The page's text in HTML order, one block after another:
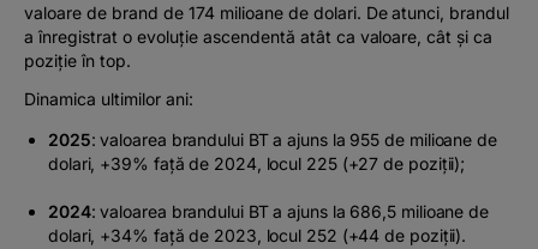
valoare de brand de 174 milioane de dolari. De atunci, brandul
a înregistrat o evoluție ascendentă atât ca valoare, cât și ca
poziție în top.
Dinamica ultimilor ani:
2025: valoarea brandului BT a ajuns la 955 de milioane de
dolari, +39% față de 2024, locul 225 (+27 de poziții);
2024: valoarea brandului BT a ajuns la 686,5 milioane de
dolari, +34% față de 2023, locul 252 (+44 de poziții).